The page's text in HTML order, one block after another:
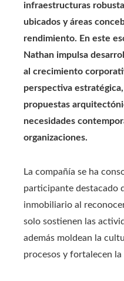
infraestructuras
ubicados y áreas
rendimiento. En este
Nathan impulsa
al crecimiento
perspectiva
propuestas
necesidades
organizaciones.
La compañía se ha
participante destacado
inmobiliario al
solo sostienen las
además moldean la
procesos y fortalecen la